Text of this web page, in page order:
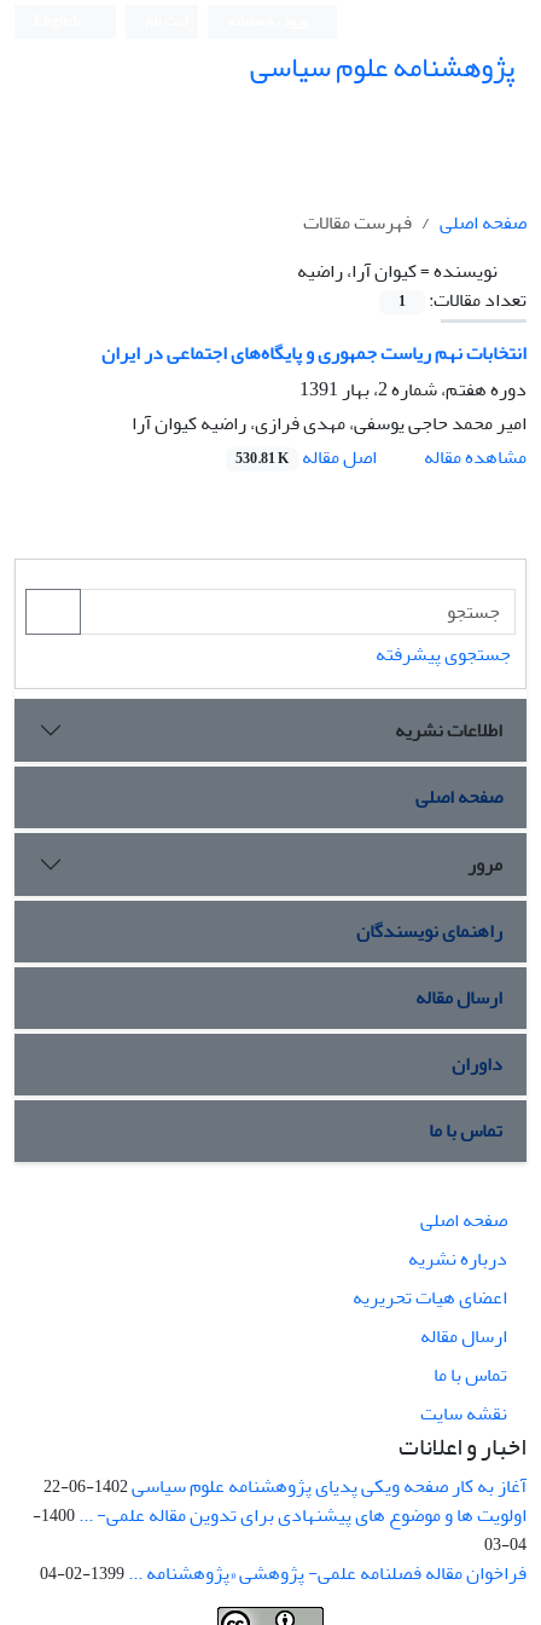
پژوهشنامه علوم سیاسی
صفحه اصلی
فهرست مقالات
نویسنده =کیوان آرا، راضیه
تعداد مقالات:
1
انتخابات نهم ریاست جمهوری و پایگاه‌های اجتماعی در ایران
دوره هفتم، شماره 2، بهار 1391
امیر محمد حاجی یوسفی، مهدی فرازی، راضیه کیوان آرا
مشاهده مقاله
اصل مقاله 530.81 K
جستجوی پیشرفته
اطلاعات نشریه
صفحه اصلی
مرور
راهنمای نویسندگان
ارسال مقاله
داوران
تماس با ما
صفحه اصلی
درباره نشریه
اعضای هیات تحریریه
ارسال مقاله
تماس با ما
نقشه سایت
اخبار و اعلانات
آغاز به کار صفحه ویکی پدیای پژوهشنامه علوم سیاسی1402-06-22
اولویت ها و موضوع های پیشنهادی برای تدوین مقاله علمی- ...
1400-
04-03
فراخوان مقاله فصلنامه علمی- پژوهشی «پژوهشنامه ...1399-02-04